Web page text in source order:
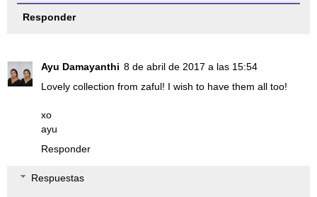
Responder
Ayu Damayanthi 8 de abril de 2017 a las 15:54
Lovely collection from zaful! I wish to have them all too!
xo
ayu
Responder
Respuestas